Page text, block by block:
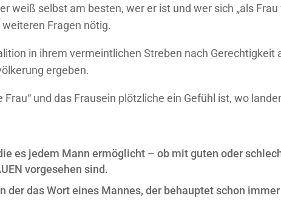
weiß selbst am besten, wer er ist und wer sich „als
Fragen nötig.
in ihrem vermeintlichen Streben nach Gerechtigkeit
ergeben.
Frau“ und das Frausein plötzliche ein Gefühl ist, wo
es jedem Mann ermöglicht – ob mit guten oder
vorgesehen sind.
der das Wort eines Mannes, der behauptet schon